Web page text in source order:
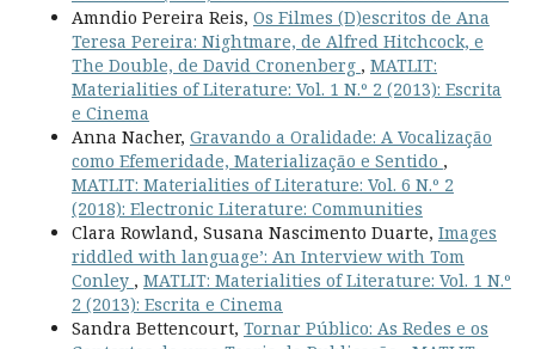
Amndio Pereira Reis, Os Filmes (D)escritos de Ana
Teresa Pereira: Nightmare, de Alfred Hitchcock, e
The Double, de David Cronenberg , MATLIT:
Materialities of Literature: Vol. 1 N.º 2 (2013): Escrita
e Cinema
Anna Nacher, Gravando a Oralidade: A Vocalização
como Efemeridade, Materialização e Sentido ,
MATLIT: Materialities of Literature: Vol. 6 N.º 2
(2018): Electronic Literature: Communities
Clara Rowland, Susana Nascimento Duarte, Images
riddled with language’: An Interview with Tom
Conley , MATLIT: Materialities of Literature: Vol. 1 N.º
2 (2013): Escrita e Cinema
Sandra Bettencourt, Tornar Público: As Redes e os